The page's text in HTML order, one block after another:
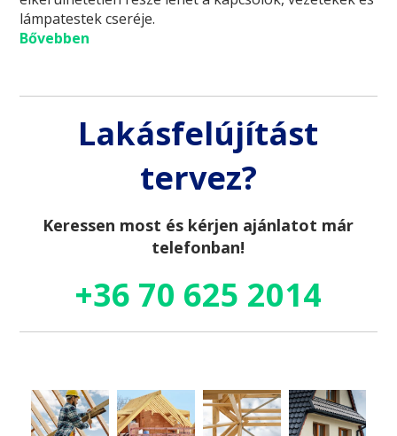
lámpatestek cseréje.
Bővebben
Lakásfelújítást
tervez?
Keressen most és kérjen ajánlatot már
telefonban!
+36 70 625 2014